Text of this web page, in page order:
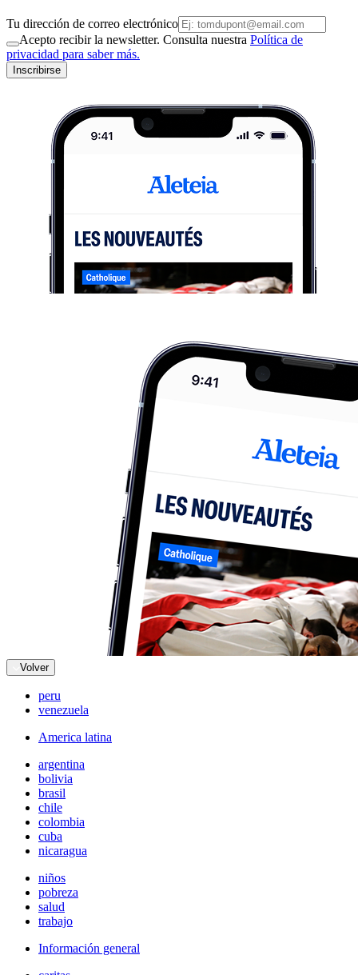
Tu dirección de correo electrónico
Acepto recibir la newsletter. Consulta nuestra Política de
privacidad para saber más.
Inscribirse
Volver
peru
venezuela
America latina
argentina
bolivia
brasil
chile
colombia
cuba
nicaragua
niños
pobreza
salud
trabajo
Información general